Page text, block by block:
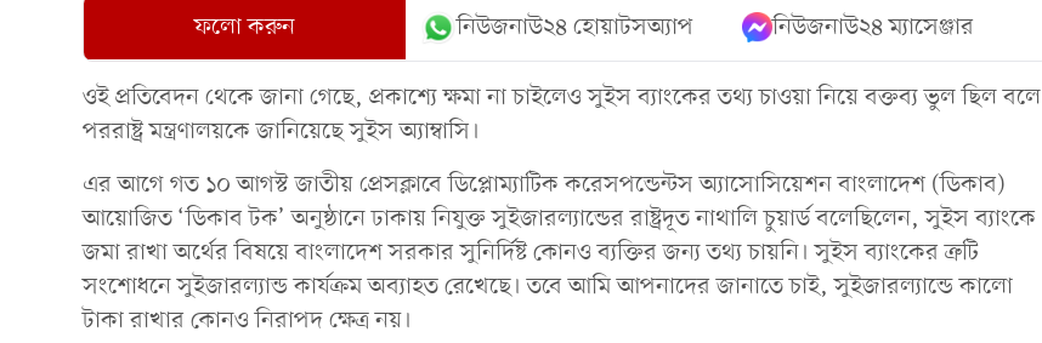
ফলো করুন নিউজনাউ২৪ হোয়াটসঅ্যাপ নিউজনাউ২৪ ম্যাসেঞ্জার
ওই প্রতিবেদন থেকে জানা গেছে, প্রকাশ্যে ক্ষমা না চাইলেও সুইস ব্যাংকের তথ্য চাওয়া নিয়ে বক্তব্য ভুল ছিল বলে
পররাষ্ট্র মন্ত্রণালয়কে জানিয়েছে সুইস অ্যাম্বাসি।
এর আগে গত ১০ আগস্ট জাতীয় প্রেসক্লাবে ডিপ্লোম্যাটিক করেসপন্ডেন্টস অ্যাসোসিয়েশন বাংলাদেশ (ডিকাব)
আয়োজিত ‘ডিকাব টক’ অনুষ্ঠানে ঢাকায় নিযুক্ত সুইজারল্যান্ডের রাষ্ট্রদূত নাথালি চুয়ার্ড বলেছিলেন, সুইস ব্যাংকে
জমা রাখা অর্থের বিষয়ে বাংলাদেশ সরকার সুনির্দিষ্ট কোনও ব্যক্তির জন্য তথ্য চায়নি। সুইস ব্যাংকের ত্রুটি
সংশোধনে সুইজারল্যান্ড কার্যক্রম অব্যাহত রেখেছে। তবে আমি আপনাদের জানাতে চাই, সুইজারল্যান্ডে কালো
টাকা রাখার কোনও নিরাপদ ক্ষেত্র নয়।